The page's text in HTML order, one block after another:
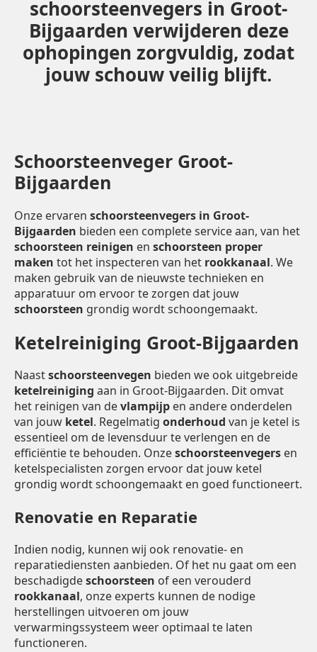
schoorsteenvegers in Groot-
Bijgaarden verwijderen deze
ophopingen zorgvuldig, zodat
jouw schouw veilig blijft.
Schoorsteenveger Groot-
Bijgaarden
Onze ervaren schoorsteenvegers in Groot-
Bijgaarden bieden een complete service aan, van het
schoorsteen reinigen en schoorsteen proper
maken tot het inspecteren van het rookkanaal. We
maken gebruik van de nieuwste technieken en
apparatuur om ervoor te zorgen dat jouw
schoorsteen grondig wordt schoongemaakt.
Ketelreiniging Groot-Bijgaarden
Naastschoorsteenvegen bieden we ook uitgebreide
ketelreiniging aan in Groot-Bijgaarden. Dit omvat
het reinigen van devlampijp en andere onderdelen
van jouw ketel. Regelmatig onderhoud van je ketel is
essentieel om de levensduur te verlengen en de
efficiëntie te behouden. Onzeschoorsteenvegers en
ketelspecialisten zorgen ervoor dat jouw ketel
grondig wordt schoongemaakt en goed functioneert.
Renovatie en Reparatie
Indien nodig, kunnen wij ook renovatie- en
reparatiediensten aanbieden. Of het nu gaat om een
beschadigdeschoorsteen of een verouderd
rookkanaal, onze experts kunnen de nodige
herstellingen uitvoeren om jouw
verwarmingssysteem weer optimaal te laten
functioneren.